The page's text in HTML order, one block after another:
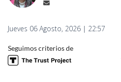
Jueves 06 Agosto, 2026 | 22:57
Seguimos criterios de